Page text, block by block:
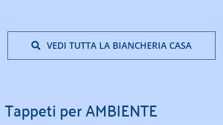
VEDI TUTTA LA BIANCHERIA CASA
Tappeti per AMBIENTE